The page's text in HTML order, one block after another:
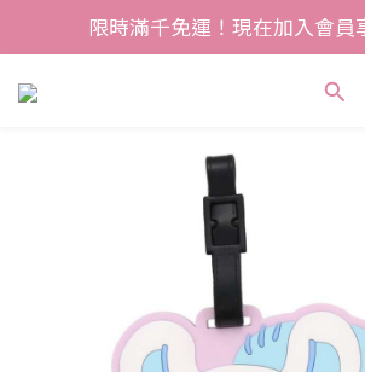
限時滿千免運！現在加入會員